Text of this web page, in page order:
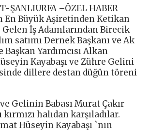
ŞANLIURFA –ÖZEL HABER
En Büyük Aşiretinden Ketikan
İş Adamlarından Birecik
satımı Dernek Başkanı ve Ak
Yardımcısı Alkan
Kayabaşı ve Zühre Gelini
dillere destan düğün töreni
Gelinin Babası Murat Çakır
halıdan karşıladılar.
Hüseyin Kayabaşı `nın